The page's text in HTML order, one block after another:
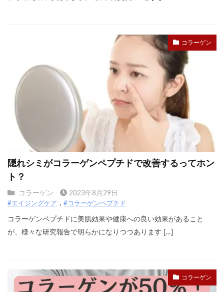
コラーゲン
隠れシミがコラーゲンペプチドで改善するってホン
ト？
コラーゲン 2023年8月29日
#エイジングケア #コラーゲンペプチド
コラーゲンペプチドに美肌効果や健康への良い効果があること
が、様々な研究報告で明らかになりつつあります […]
コラーゲン